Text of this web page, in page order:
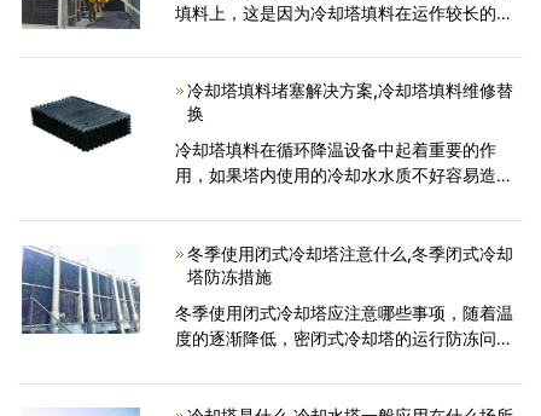
填料上，这是因为冷却塔填料在运作较长的日
塞的状况，那样可以直接影响到了冷却系统的
冷却工作效率和冷却功能...
冷却塔填料堵塞解决方案,冷却塔填料维修替
换
冷却塔填料在循环降温设备中起着重要的作
用，如果塔内使用的冷却水水质不好容易造成
塔填料如果堵塞了怎么办?接下来让我们一起来
看看冷却塔填料堵塞解决方案。
冬季使用闭式冷却塔注意什么,冬季闭式冷却
塔防冻措施
冬季使用闭式冷却塔应注意哪些事项，随着温
度的逐渐降低，密闭式冷却塔的运行防冻问题
件。那么冬季闭式冷却塔防冻措施有哪些呢？